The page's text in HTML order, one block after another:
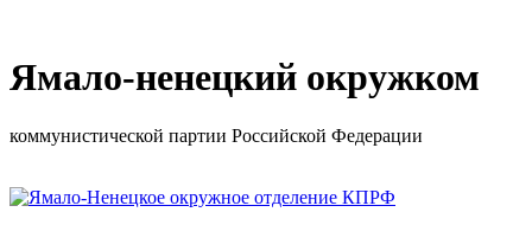
Ямало-ненецкий окружком
коммунистической партии Российской Федерации